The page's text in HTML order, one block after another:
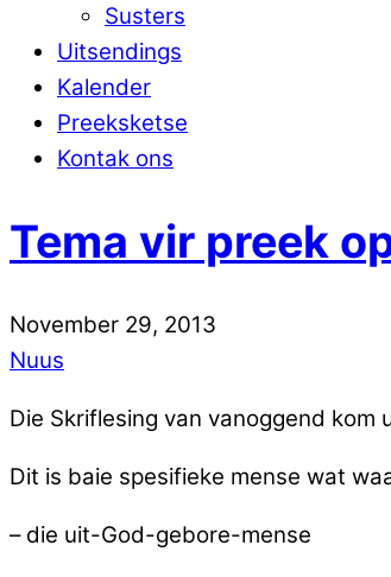
Susters
Uitsendings
Kalender
Preeksketse
Kontak ons
Tema vir preek
November 29, 2013
Nuus
Die Skriflesing van vanoggend kom
Dit is baie spesifieke mense wat
– die uit-God-gebore-mense